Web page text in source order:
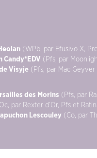
(WPb, par Efusivo X,
Candy*EDV (Pfs, par
Visyje (Pfs, par Mac
des Morins (Pfs, par
par Rexter d’Or, Pfs et
Lescouley (Co, par